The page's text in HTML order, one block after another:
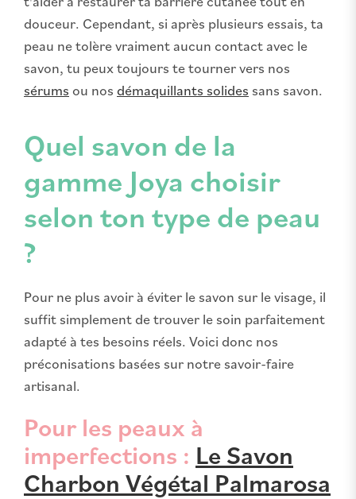
douceur. Cependant, si après plusieurs essais, ta
peau ne tolère vraiment aucun contact avec le
savon, tu peux toujours te tourner vers nos
sérums ou nos démaquillants solides sans savon.
Quel savon de la
gamme Joya choisir
selon ton type de peau
?
Pour ne plus avoir à éviter le savon sur le visage, il
suffit simplement de trouver le soin parfaitement
adapté à tes besoins réels. Voici donc nos
préconisations basées sur notre savoir-faire
artisanal.
Pour les peaux à
imperfections : Le Savon
Charbon Végétal Palmarosa